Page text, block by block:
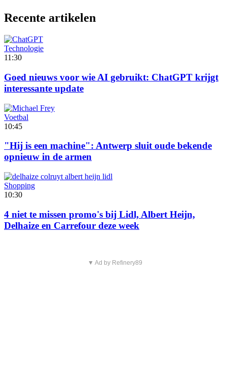
Recente artikelen
Technologie
11:30
Goed nieuws voor wie AI gebruikt: ChatGPT krijgt
interessante update
Voetbal
10:45
"Hij is een machine": Antwerp sluit oude bekende
opnieuw in de armen
Shopping
10:30
4 niet te missen promo's bij Lidl, Albert Heijn,
Delhaize en Carrefour deze week
▼ Ad by Refinery89